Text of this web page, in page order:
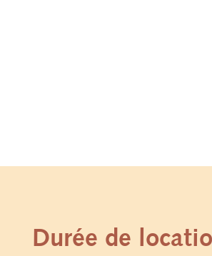
Durée de